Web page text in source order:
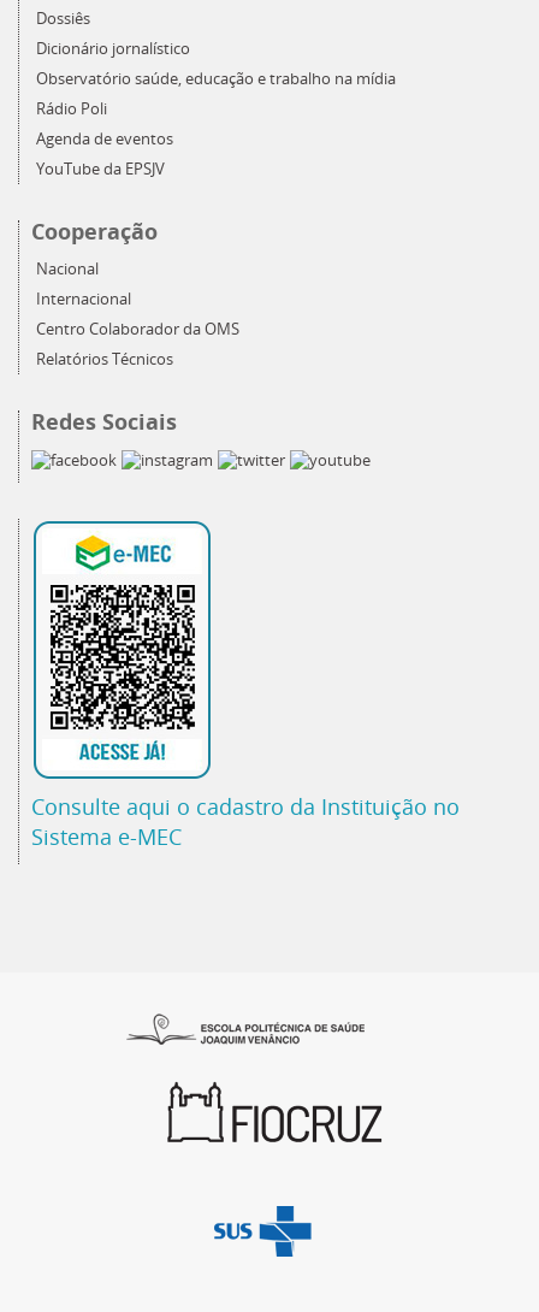
Dossiês
Dicionário jornalístico
Observatório saúde, educação e trabalho na mídia
Rádio Poli
Agenda de eventos
YouTube da EPSJV
Cooperação
Nacional
Internacional
Centro Colaborador da OMS
Relatórios Técnicos
Redes Sociais
Consulte aqui o cadastro da Instituição no
Sistema e-MEC